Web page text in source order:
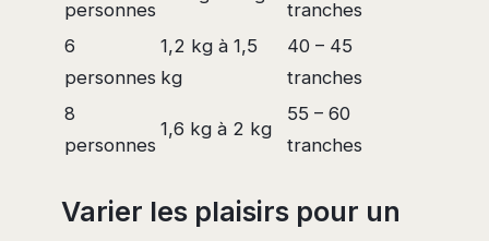
personnes
tranches
6
personnes
1,2 kg à 1,5
kg
40 – 45
tranches
8
personnes
1,6 kg à 2 kg
55 – 60
tranches
Varier les plaisirs pour un